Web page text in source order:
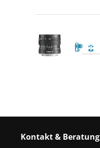
Kontakt & Beratung